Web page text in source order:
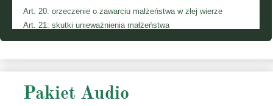
Art. 20: orzeczenie o zawarciu małżeństwa w złej wierze
Art. 21: skutki unieważnienia małżeństwa
Art. 22: uprawnienia prokuratora do wytoczenia powództwa w
Dział II. Prawa i obowiązki małżonków
Art. 24:
zasada wspólnego rozstrzygania o sprawach rodziny
Pakiet Audio